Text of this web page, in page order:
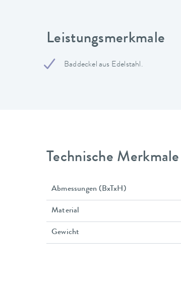
Leistungsmerkmale
Baddeckel aus Edelstahl.
Technische
Abmessungen (BxTxH)
Material
Gewicht